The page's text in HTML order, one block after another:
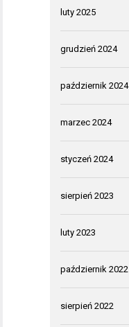
luty 2025
grudzień 2024
październik 2024
marzec 2024
styczeń 2024
sierpień 2023
luty 2023
październik 2022
sierpień 2022